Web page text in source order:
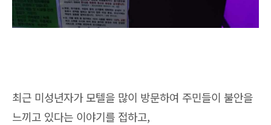
최근 미성년자가 모텔을 많이 방문하여 주민들이 불안을
느끼고 있다는 이야기를 접하고,